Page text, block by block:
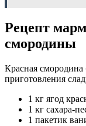
Рецепт
смородины
Красная смородина
приготовления
1 кг ягод
1 кг сахара-
1 пакетик